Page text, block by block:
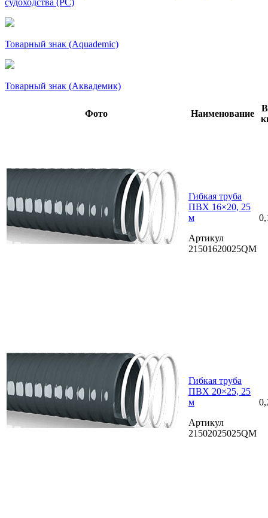
Товарный знак (Aquademic)
Товарный знак (Аквадемик)
Фото Наименование
Гибкая труба
ПВХ 16×20, 25
м
Артикул
21501620025QM
Гибкая труба
ПВХ 20×25, 25
м
Артикул
21502025025QM